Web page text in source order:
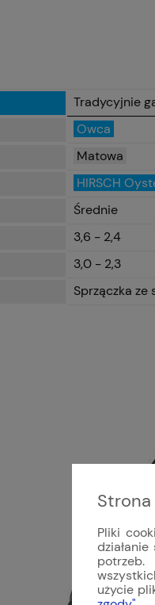
Tradycyjnie
Owca
Matowa
HIRSCH
Średnie
3,6 - 2,4
3,0 - 2,3
Sprzączka ze
Pliki
użycie